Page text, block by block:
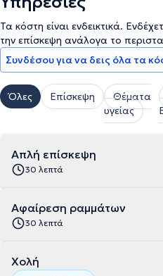
Τα κόστη είναι ενδεικτικά.
την επίσκεψη ανάλογα το
Συνδέσου για να δεις όλα τα
Όλες Επίσκεψη
Θέματα
υγείας
Απλή επίσκεψη
30 λεπτά
Αφαίρεση ραμμάτων
30 λεπτά
Χολή